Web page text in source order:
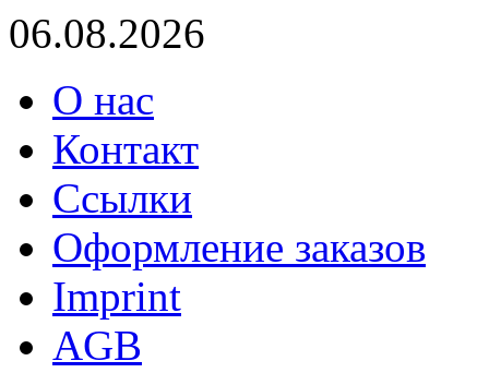
06.08.2026
О нас
Контакт
Ссылки
Оформление заказов
Imprint
AGB